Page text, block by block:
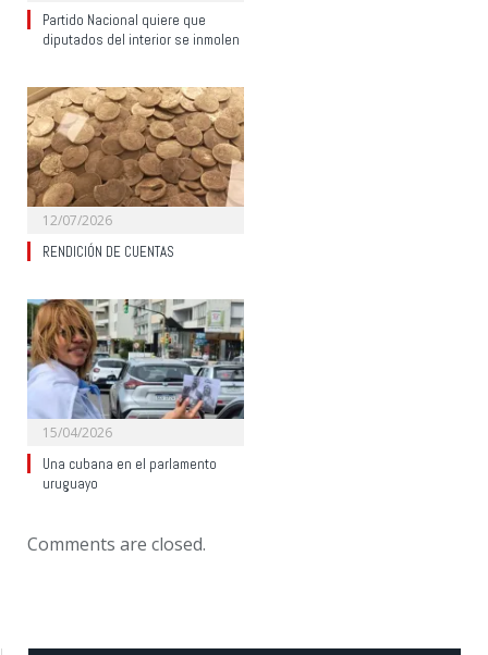
Partido Nacional quiere que
diputados del interior se inmolen
12/07/2026
RENDICIÓN DE CUENTAS
15/04/2026
Una cubana en el parlamento
uruguayo
Comments are closed.